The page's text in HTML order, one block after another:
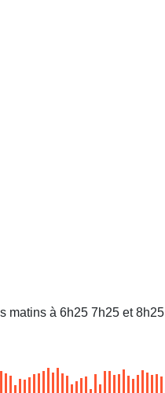
matins à 6h25 7h25 et 8h25